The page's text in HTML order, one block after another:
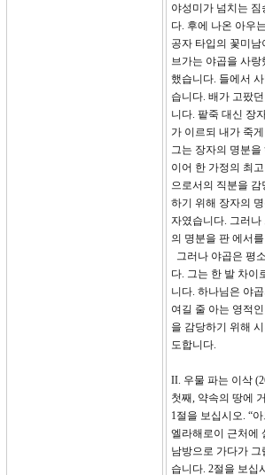
야성미가 넘치는
다. 후에 나온 아우
공자 타입의 꽃미
브가는 야곱을 사
했습니다. 들에서
습니다. 배가 고팠
니다. 팥죽 대신 장
가 이르되 내가 죽
그는 장자의 명분
이어 한 가정의 최
으로서의 직분을
하기 위해 장자의
자였습니다. 그러나
의 명분을 판 에서
그러나 야곱은 평
다. 그는 한 발 차이
니다. 하나님은 야
여길 줄 아는 영적
을 감당하기 위해
도합니다.
II. 우물 파는 이삭
첫째, 약속의 땅에
1절을 보십시오. “
엘라해로이 근처에
남방으로 가다가
습니다. 2절을 보십